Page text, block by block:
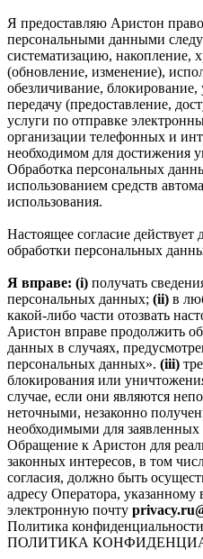
Я предоставляю Аристон
персональными данными
систематизацию, накопление,
(обновление, изменение),
обезличивание,
передачу (предоставление,
услуги по отправке
организации телефонных и
необходимом для достижения
Обработка персональных
использованием средств
использования.
Настоящее согласие действует
обработки персональных
Я вправе: (i) получать
персональных данных; (ii) в
какой-либо части отозвать
Аристон вправе продолжить
данных в случаях,
персональных данных». (iii)
блокирования или
случае, если они являются
неточными, незаконно
необходимыми для заявленных
Обращение к Аристон для
законных интересов, в том
согласия, должно быть
адресу Оператора,
электронную почту
Политика конфиденциальности
ПОЛИТИКА